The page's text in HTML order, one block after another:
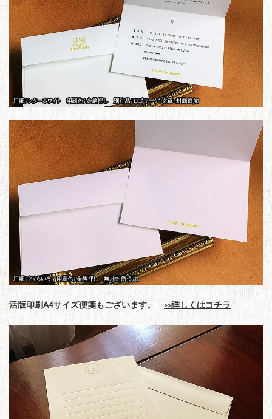
活版印刷A4サイズ便箋もございます。 >>詳しくはコチラ